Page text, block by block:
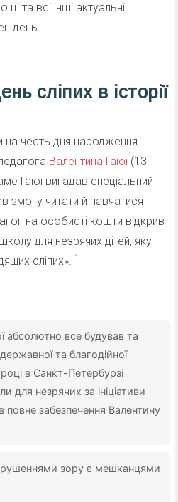
та всі інші актуальні
день.
сліпих в історії
на честь дня народження
Валентина Гаюї(13
Гаюї вигадав спеціальний
змогу читати й навчатися
на особисті кошти відкрив
для незрячих дітей, яку
сліпих». 1
абсолютно все будував та
та благодійної
в Санкт-Петербурзі
для незрячих за ініціативи
забезпечення Валентину
зору є мешканцями